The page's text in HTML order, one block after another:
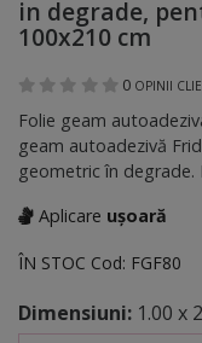
in degrade,
100x210 cm
0 OPINII
Folie geam
geam autoadezivă
geometric în degrade.
Aplicare ușoară
ÎN STOC Cod: FGF80
Dimensiuni: 1.00 x